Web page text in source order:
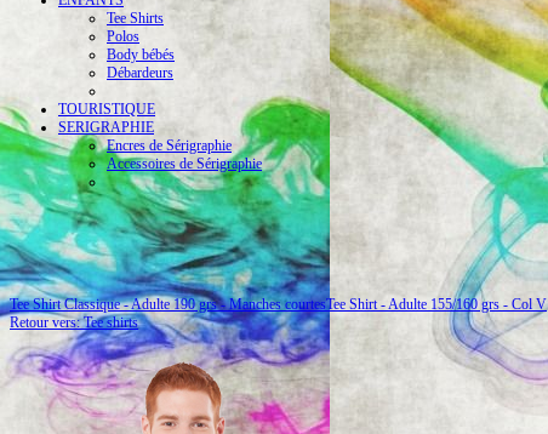
Tee Shirts
Polos
Body bébés
Débardeurs
TOURISTIQUE
SERIGRAPHIE
Encres de Sérigraphie
Accessoires de Sérigraphie
Tee Shirt Classique - Adulte 190 grs - Manches courtesTee Shirt - Adulte 155/160 grs - Col V
Retour vers: Tee shirts